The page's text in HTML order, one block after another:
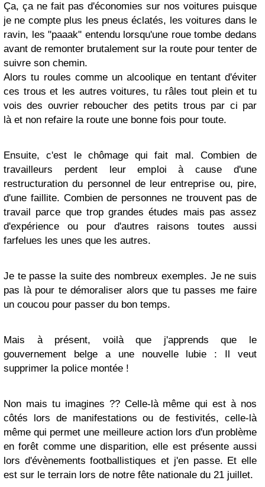
Ça, ça ne fait pas d'économies sur nos voitures puisque
je ne compte plus les pneus éclatés, les voitures dans le
ravin, les "paaak" entendu lorsqu'une roue tombe dedans
avant de remonter brutalement sur la route pour tenter de
suivre son chemin.
Alors tu roules comme un alcoolique en tentant d'éviter
ces trous et les autres voitures, tu râles tout plein et tu
vois des ouvrier reboucher des petits trous par ci par
là et non refaire la route une bonne fois pour toute.
Ensuite, c'est le chômage qui fait mal. Combien de
travailleurs perdent leur emploi à cause d'une
restructuration du personnel de leur entreprise ou, pire,
d'une faillite. Combien de personnes ne trouvent pas de
travail parce que trop grandes études mais pas assez
d'expérience ou pour d'autres raisons toutes aussi
farfelues les unes que les autres.
Je te passe la suite des nombreux exemples. Je ne suis
pas là pour te démoraliser alors que tu passes me faire
un coucou pour passer du bon temps.
Mais à présent, voilà que j'apprends que le
gouvernement belge a une nouvelle lubie : Il veut
supprimer la police montée !
Non mais tu imagines ?? Celle-là même qui est à nos
côtés lors de manifestations ou de festivités, celle-là
même qui permet une meilleure action lors d'un problème
en forêt comme une disparition, elle est présente aussi
lors d'évènements footballistiques et j'en passe. Et elle
est sur le terrain lors de notre fête nationale du 21 juillet.